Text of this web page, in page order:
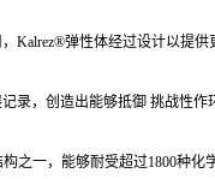
弹性体经过设计以提供
录，创造出能够抵御 挑战性作
之一，能够耐受超过1800种化